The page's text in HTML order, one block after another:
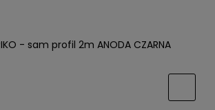
- sam profil 2m ANODA CZARNA